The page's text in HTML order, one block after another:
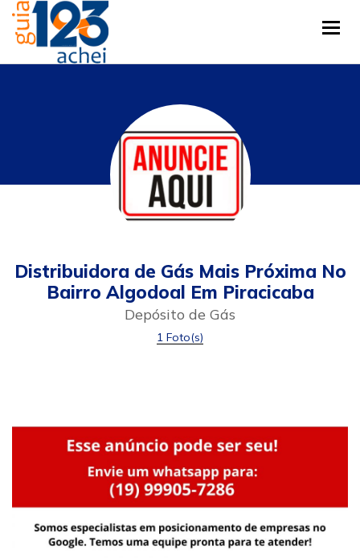
Distribuidora de Gás Mais Próxima No
Bairro Algodoal Em Piracicaba
Depósito de Gás
1 Foto(s)